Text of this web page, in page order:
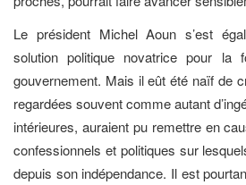
Le président Michel Aoun s’est
solution politique novatrice pour la
gouvernement. Mais il eût été naïf de
regardées souvent comme autant
intérieures, auraient pu remettre en
confessionnels et politiques sur
depuis son indépendance. Il est